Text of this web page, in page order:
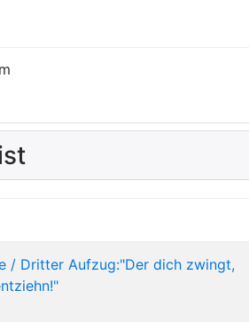
/ Dritter Aufzug:"Der dich zwingt,